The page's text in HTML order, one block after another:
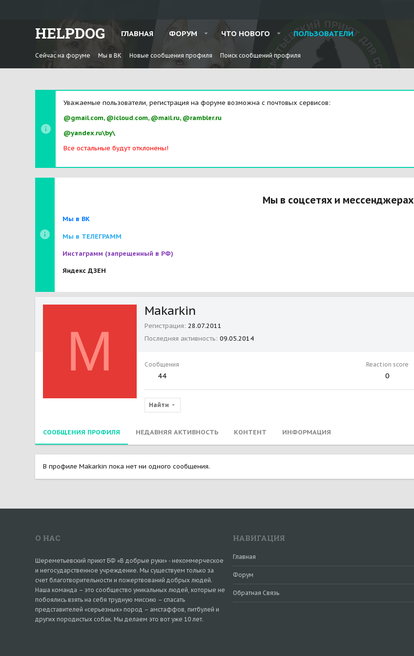
HELPDOG ГЛАВНАЯ ФОРУМ ЧТО НОВОГО ПОЛЬЗОВАТЕЛИ
Сейчас на форуме Мы в ВК Новые сообщения профиля Поиск сообщений профиля
Уважаемые пользователи, регистрация на форуме возможна с почтовых сервисов:
@gmail.com, @icloud.com, @mail.ru, @rambler.ru
@yandex.ru\by\
Все остальные будут отклонены!
Мы в соцсетях и мессенджерах
Мы в ВК
Мы в ТЕЛЕГРАММ
Инстаграмм (запрещенный в РФ)
Яндекс ДЗЕН
M
Makarkin
Регистрация 28.07.2011
Последняя активность 09.05.2014
Сообщения
44
Reaction score
0
Найти
СООБЩЕНИЯ ПРОФИЛЯ НЕДАВНЯЯ АКТИВНОСТЬ КОНТЕНТ ИНФОРМАЦИЯ
В профиле Makarkin пока нет ни одного сообщения.
О НАС
Шереметьевский приют БФ «В добрые руки» - некоммерческое
и негосударственное учреждение. Мы существуем только за
счет благотворительности и пожертвований добрых людей.
Наша команда – это сообщество уникальных людей, которые не
побоялись взять на себя трудную миссию – спасать
представителей «серьезных» пород – амстаффов, питбулей и
других породистых собак. Мы делаем это вот уже 10 лет.
НАВИГАЦИЯ
Главная
Форум
Обратная Связь